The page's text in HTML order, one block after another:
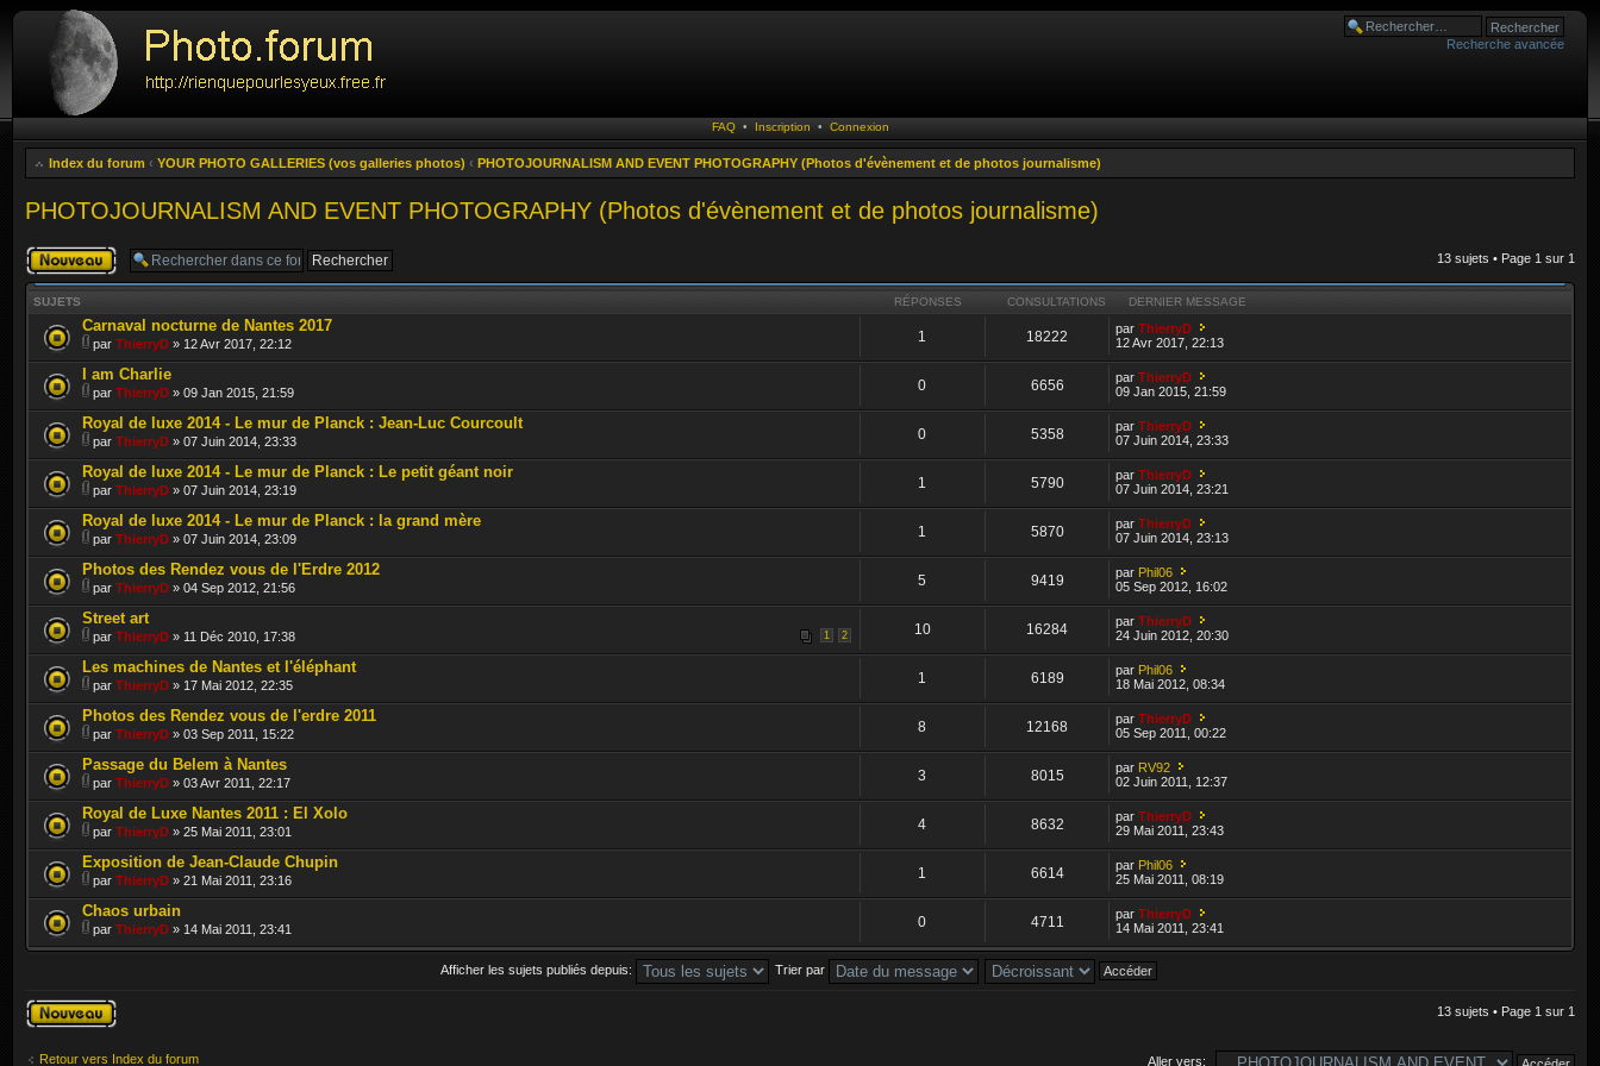
Recherche avancée
FAQ • Inscription • Connexion
Index du forum ‹ YOUR PHOTO GALLERIES (vos galleries photos) ‹ PHOTOJOURNALISM AND EVENT PHOTOGRAPHY (Photos d'évènement et de photos journalisme)
PHOTOJOURNALISM AND EVENT PHOTOGRAPHY (Photos d'évènement et de photos journalisme)
13 sujets • Page 1 sur 1
Publier un
nouveau sujet
SUJETS RÉPONSES CONSULTATIONS DERNIER MESSAGE
Carnaval nocturne de Nantes 2017
par ThierryD » 12 Avr 2017, 22:12 1 18222 parThierryD
12 Avr 2017, 22:13
I am Charlie
par ThierryD » 09 Jan 2015, 21:59 0 6656 parThierryD
09 Jan 2015, 21:59
Royal de luxe 2014 - Le mur de Planck : Jean-Luc Courcoult
par ThierryD » 07 Juin 2014, 23:33 0 5358 parThierryD
07 Juin 2014, 23:33
Royal de luxe 2014 - Le mur de Planck : Le petit géant noir
par ThierryD » 07 Juin 2014, 23:19 1 5790 parThierryD
07 Juin 2014, 23:21
Royal de luxe 2014 - Le mur de Planck : la grand mère
par ThierryD » 07 Juin 2014, 23:09 1 5870 parThierryD
07 Juin 2014, 23:13
Photos des Rendez vous de l'Erdre 2012
par ThierryD » 04 Sep 2012, 21:56 5 9419 par Phil06
05 Sep 2012, 16:02
Street art
1 2
par ThierryD » 11 Déc 2010, 17:38 10 16284 parThierryD
24 Juin 2012, 20:30
Les machines de Nantes et l'éléphant
par ThierryD » 17 Mai 2012, 22:35 1 6189 par Phil06
18 Mai 2012, 08:34
Photos des Rendez vous de l'erdre 2011
par ThierryD » 03 Sep 2011, 15:22 8 12168 parThierryD
05 Sep 2011, 00:22
Passage du Belem à Nantes
par ThierryD » 03 Avr 2011, 22:17 3 8015 par RV92
02 Juin 2011, 12:37
Royal de Luxe Nantes 2011 : El Xolo
par ThierryD » 25 Mai 2011, 23:01 4 8632 parThierryD
29 Mai 2011, 23:43
Exposition de Jean-Claude Chupin
par ThierryD » 21 Mai 2011, 23:16 1 6614 par Phil06
25 Mai 2011, 08:19
Chaos urbain
par ThierryD » 14 Mai 2011, 23:41 0 4711 parThierryD
14 Mai 2011, 23:41
Afficher les sujets publiés depuis: Trier par
Publier un
nouveau sujet
13 sujets • Page 1 sur 1
Retour vers Index du forum Aller vers: